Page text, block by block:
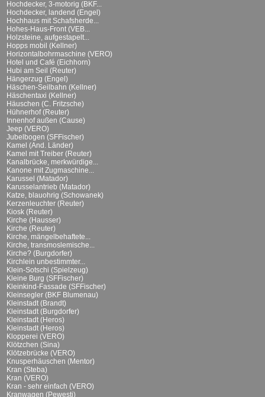
Hochdecker, 3-motorig (BKF...
Hochdecker, landend (Engel)
Hochhaus mit Schafsherde...
Hohes-Haus-Front (VEB...
Holzsteine, aufgestapelt...
Hopps mobil (Kellner)
Horizontalbohrmaschine (VERO)
Hotel und Café (Eichhorn)
Hubi am Seil (Reuter)
Hängerzug (Engel)
Häschen-Seilbahn (Kellner)
Häschentaxi (Kellner)
Häuschen (C. Fritzsche)
Hühnerhof (Reuter)
Innenhof außen (Cause)
Jeep (VERO)
Jubelbogen (SFFischer)
Kamel (And. Länder)
Kamel mit Treiber (Reuter)
Kanalbrücke, merkwürdige...
Kanone mit Zugmaschine...
Karussel (Matador)
Karusselantrieb (Matador)
Katze, blauohrig (Schowanek)
Kerzenleuchter (Reuter)
Kiosk (Reuter)
Kirche (Hausser)
Kirche (Reuter)
Kirche, mängelbehaftete...
Kirche, transmoslemische...
Kirche? (Burgdorfer)
Kirchlein unbestimmter...
Klein-Sotschi (Spielzeug)
Kleine Burg (SFFischer)
Kleinkind-Fassade (SFFischer)
Kleinsegler (BKF Blumenau)
Kleinstadt (Brandt)
Kleinstadt (Burgdorfer)
Kleinstadt (Heros)
Kleinstadt (Heros)
Klopperei (VERO)
Klötzchen (Sina)
Klötzebrücke (VERO)
Knusperhäuschen (Mentor)
Kran (Steba)
Kran (VERO)
Kran - sehr einfach (VERO)
Kranwagen (Pewesti)